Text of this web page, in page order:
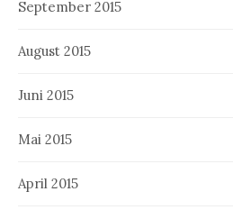
September 2015
August 2015
Juni 2015
Mai 2015
April 2015